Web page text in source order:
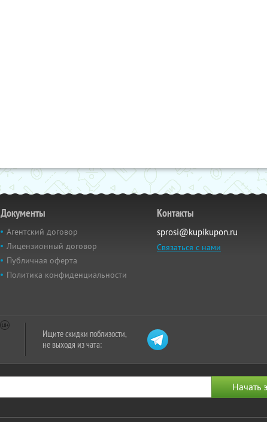
Документы
Агентский договор
Лицензионный договор
Публичная оферта
Политика конфиденциальности
Контакты
sprosi@kupikupon.ru
Связаться с нами
Ищите скидки поблизости,
не выходя из чата: